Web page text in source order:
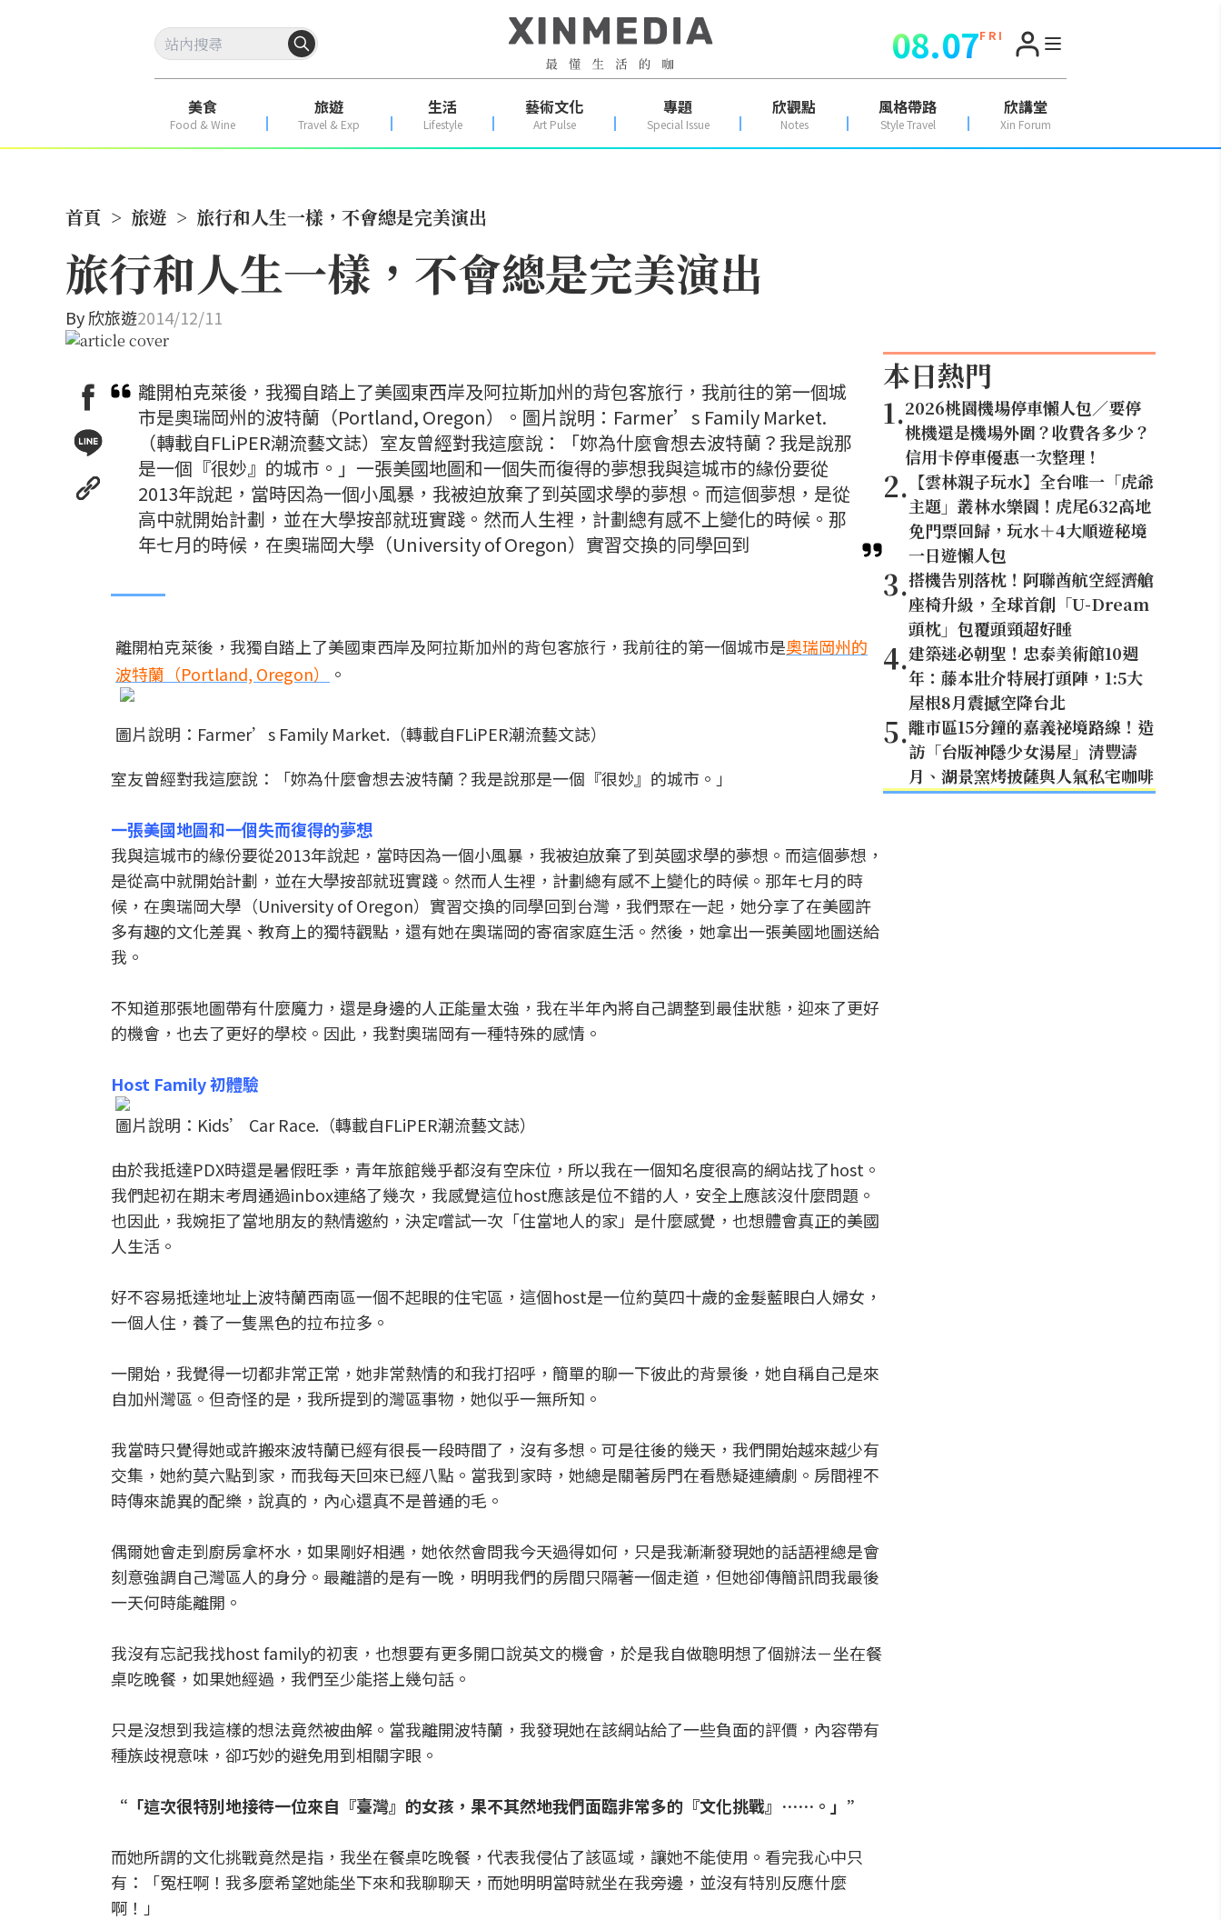
08.07F R I
美食
Food & Wine
旅遊
Travel & Exp
生活
Lifestyle
藝術文化
Art Pulse
專題
Special Issue
欣觀點
Notes
風格帶路
Style Travel
欣講堂
Xin Forum
首頁 > 旅遊 > 旅行和人生一樣，不會總是完美演出
旅行和人生一樣，不會總是完美演出
By欣旅遊2014/12/11
離開柏克萊後，我獨自踏上了美國東西岸及阿拉斯加州的背包客旅行，我前往的第一個城
市是奧瑞岡州的波特蘭（Portland, Oregon）。圖片說明：Farmer’s Family Market.
（轉載自FLiPER潮流藝文誌）室友曾經對我這麼說：「妳為什麼會想去波特蘭？我是說那
是一個『很妙』的城市。」一張美國地圖和一個失而復得的夢想我與這城市的緣份要從
2013年說起，當時因為一個小風暴，我被迫放棄了到英國求學的夢想。而這個夢想，是從
高中就開始計劃，並在大學按部就班實踐。然而人生裡，計劃總有感不上變化的時候。那
年七月的時候，在奧瑞岡大學（University of Oregon）實習交換的同學回到
離開柏克萊後，我獨自踏上了美國東西岸及阿拉斯加州的背包客旅行，我前往的第一個城市是奧瑞岡州的
波特蘭（Portland, Oregon）
。
圖片說明：Farmer’s Family Market.（轉載自FLiPER潮流藝文誌）
室友曾經對我這麼說：「妳為什麼會想去波特蘭？我是說那是一個『很妙』的城市。」
一張美國地圖和一個失而復得的夢想
我與這城市的緣份要從2013年說起，當時因為一個小風暴，我被迫放棄了到英國求學的夢想。而這個夢想，
是從高中就開始計劃，並在大學按部就班實踐。然而人生裡，計劃總有感不上變化的時候。那年七月的時
候，在奧瑞岡大學（University of Oregon）實習交換的同學回到台灣，我們聚在一起，她分享了在美國許
多有趣的文化差異、教育上的獨特觀點，還有她在奧瑞岡的寄宿家庭生活。然後，她拿出一張美國地圖送給
我。
不知道那張地圖帶有什麼魔力，還是身邊的人正能量太強，我在半年內將自己調整到最佳狀態，迎來了更好
的機會，也去了更好的學校。因此，我對奧瑞岡有一種特殊的感情。
Host Family 初體驗
圖片說明：Kids’ Car Race.（轉載自FLiPER潮流藝文誌）
由於我抵達PDX時還是暑假旺季，青年旅館幾乎都沒有空床位，所以我在一個知名度很高的網站找了host。
我們起初在期末考周通過inbox連絡了幾次，我感覺這位host應該是位不錯的人，安全上應該沒什麼問題。
也因此，我婉拒了當地朋友的熱情邀約，決定嚐試一次「住當地人的家」是什麼感覺，也想體會真正的美國
人生活。
好不容易抵達地址上波特蘭西南區一個不起眼的住宅區，這個host是一位約莫四十歲的金髮藍眼白人婦女，
一個人住，養了一隻黑色的拉布拉多。
一開始，我覺得一切都非常正常，她非常熱情的和我打招呼，簡單的聊一下彼此的背景後，她自稱自己是來
自加州灣區。但奇怪的是，我所提到的灣區事物，她似乎一無所知。
我當時只覺得她或許搬來波特蘭已經有很長一段時間了，沒有多想。可是往後的幾天，我們開始越來越少有
交集，她約莫六點到家，而我每天回來已經八點。當我到家時，她總是關著房門在看懸疑連續劇。房間裡不
時傳來詭異的配樂，說真的，內心還真不是普通的毛。
偶爾她會走到廚房拿杯水，如果剛好相遇，她依然會問我今天過得如何，只是我漸漸發現她的話語裡總是會
刻意強調自己灣區人的身分。最離譜的是有一晚，明明我們的房間只隔著一個走道，但她卻傳簡訊問我最後
一天何時能離開。
我沒有忘記我找host family的初衷，也想要有更多開口說英文的機會，於是我自做聰明想了個辦法－坐在餐
桌吃晚餐，如果她經過，我們至少能搭上幾句話。
只是沒想到我這樣的想法竟然被曲解。當我離開波特蘭，我發現她在該網站給了一些負面的評價，內容帶有
種族歧視意味，卻巧妙的避免用到相關字眼。
“「這次很特別地接待一位來自『臺灣』的女孩，果不其然地我們面臨非常多的『文化挑戰』……。」”
而她所謂的文化挑戰竟然是指，我坐在餐桌吃晚餐，代表我侵佔了該區域，讓她不能使用。看完我心中只
有：「冤枉啊！我多麼希望她能坐下來和我聊聊天，而她明明當時就坐在我旁邊，並沒有特別反應什麼
啊！」
本日熱門
1.2026桃園機場停車懶人包／要停
桃機還是機場外圍？收費各多少？
信用卡停車優惠一次整理！
2. 【雲林親子玩水】全台唯一「虎爺
主題」叢林水樂園！虎尾632高地
免門票回歸，玩水＋4大順遊秘境
一日遊懶人包
3.搭機告別落枕！阿聯酋航空經濟艙
座椅升級，全球首創「U-Dream
頭枕」包覆頭頸超好睡
4.建築迷必朝聖！忠泰美術館10週
年：藤本壯介特展打頭陣，1:5大
屋根8月震撼空降台北
5.離市區15分鐘的嘉義祕境路線！造
訪「台版神隱少女湯屋」清豐濤
月、湖景窯烤披薩與人氣私宅咖啡